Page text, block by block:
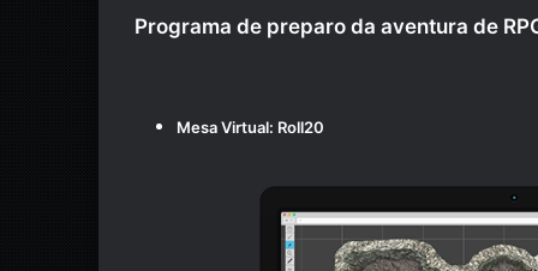
Programa de preparo da aventura de
Mesa Virtual: Roll20